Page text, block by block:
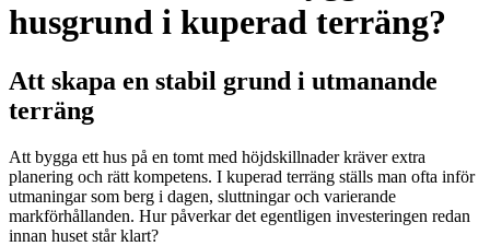
husgrund i kuperad terräng?
Att skapa en stabil grund i utmanande
terräng
Att bygga ett hus på en tomt med höjdskillnader kräver extra
planering och rätt kompetens. I kuperad terräng ställs man ofta inför
utmaningar som berg i dagen, sluttningar och varierande
markförhållanden. Hur påverkar det egentligen investeringen redan
innan huset står klart?